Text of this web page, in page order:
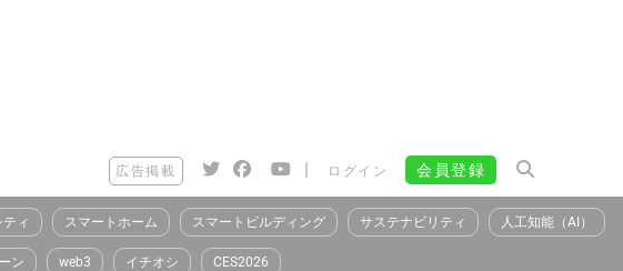
広告掲載 | ログイン 会員登録
ィ スマートホーム スマートビルディング サステナビリティ 人工知能（AI）
ン web3 イチオシ CES2026